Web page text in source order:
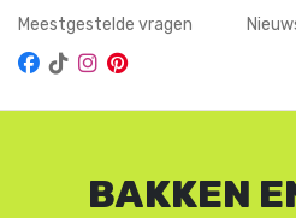
Meestgestelde vragen
BAKKEN